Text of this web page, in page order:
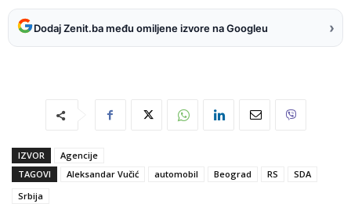
Dodaj Zenit.ba među omiljene izvore na Googleu ›
IZVOR
Agencije
TAGOVI
Aleksandar Vučić automobil Beograd RS
SDA
Srbija